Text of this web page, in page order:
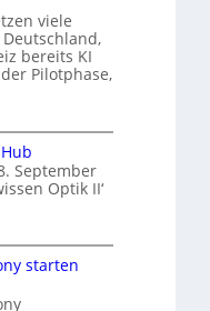
viele
bereits KI
Pilotphase,
September
Optik II‘
starten